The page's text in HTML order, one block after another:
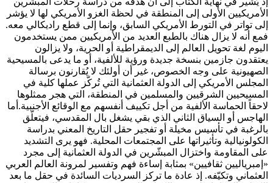
الأمريكيين الأولى إلى المنطقة في لحظة الغزو الأمريكي لها لا يؤشر
إلى تواتر في التورط الأمريكي السابق، وإنما إلى قطع راديكالي معه.
فمع أنه لا يزال هناك بالطبع العديد من الأمريكيين ممن يستخدمون
اليوم لغة تحويل العالم إلى الديمقراطية أو الحرية، ولا يزالون
يعتقدون جازمين بنسخة جديدة ورؤية للألفية، أو ما يدعى بالمسيحية
الصهيونية على وجه الخصوص، غير أن أولئك لا يُقارنون برسالة
المجلس الأمريكي إلى الدولة العثمانية التي تُركّز عملها كلية في
المسيحيين الشرقيين والمسلمين في المنطقة، التي هجر ممثلوها
لاحقاً الحماسة الألفية من أجل تكييف أنفسهم مع الوقائع الأجنبية. أما
الهاجس أو السياق الثاني الذي بقي يشغل بال المقدسي، فيتعلّق
بالرغبة في تأسيس مخيلة أو تفجير حقل التاريخ المعني بدراسة
الكولونيالية وتأثيراتها على المجتمعات المحلية. فهو يرى التشديد
على المقاومة واختزال المبشّرين في الدولة العثمانية إلى مجرد
«إمبرياليين ثقافيين» بمثابة إساءة فهم وتفسير لمرونة العالم العربي
العثماني وتكيّفه. إذ عادة ما تركز السرديات السائدة في حقل ما بعد